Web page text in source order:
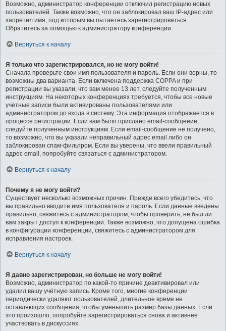
Возможно, администратор конференции отключил регистрацию новых
пользователей. Также возможно, что он заблокировал ваш IP-адрес или
запретил имя, под которым вы пытаетесь зарегистрироваться.
Обратитесь за помощью к администратору конференции.
Вернуться к началу
Я только что зарегистрировался, но не могу войти!
Сначала проверьте свои имя пользователя и пароль. Если они верны, то
возможны два варианта. Если включена поддержка COPPA и при
регистрации вы указали, что вам менее 13 лет, следуйте полученным
инструкциям. На некоторых конференциях требуется, чтобы все новые
учётные записи были активированы пользователями или
администратором до входа в систему. Эта информация отображается в
процессе регистрации. Если вам было прислано email-сообщение,
следуйте полученным инструкциям. Если email-сообщение не получено,
то возможно, что вы указали неправильный адрес email либо он
заблокирован спам-фильтром. Если вы уверены, что ввели правильный
адрес email, попробуйте связаться с администратором.
Вернуться к началу
Почему я не могу войти?
Существует несколько возможных причин. Прежде всего убедитесь, что
вы правильно вводите имя пользователя и пароль. Если данные введены
правильно, свяжитесь с администратором, чтобы проверить, не был ли
вам закрыт доступ к конференции. Также возможно, что допущена ошибка
в конфигурации конференции, свяжитесь с администратором для
исправления настроек.
Вернуться к началу
Я давно зарегистрирован, но больше не могу войти!
Возможно, администратор по какой-то причине деактивировал или
удалил вашу учётную запись. Кроме того, многие конференции
периодически удаляют пользователей, длительное время не
оставляющих сообщения, чтобы уменьшить размер базы данных. Если
это произошло, попробуйте зарегистрироваться снова и активнее
участвовать в дискуссиях.